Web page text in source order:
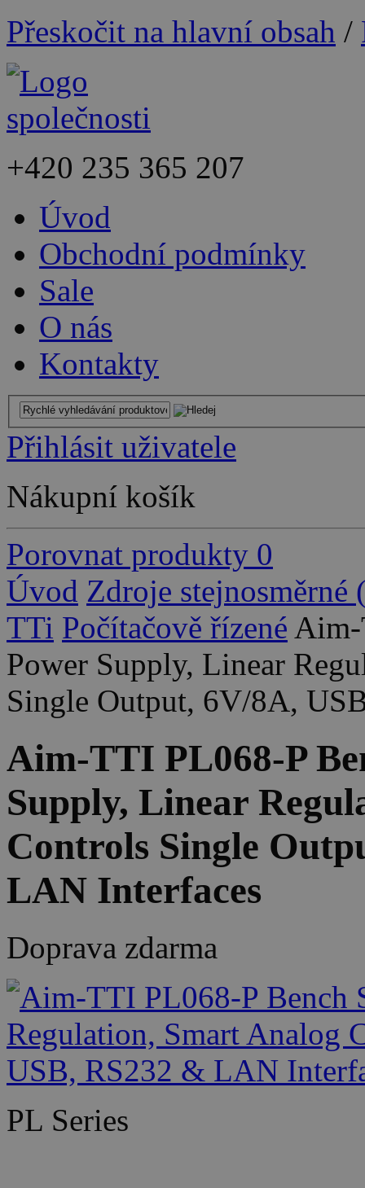
Přeskočit na hlavní obsah /
+420 235 365 207
Úvod
Obchodní podmínky
Sale
O nás
Kontakty
Přihlásit uživatele
Nákupní košík
Porovnat produkty 0
Úvod Zdroje stejnosměrné
TTi Počítačově řízené
Power Supply, Linear
Single Output, 6V/8A,
Aim-TTI PL068-P
Supply, Linear
Controls Single
LAN Interfaces
Doprava zdarma
PL Series